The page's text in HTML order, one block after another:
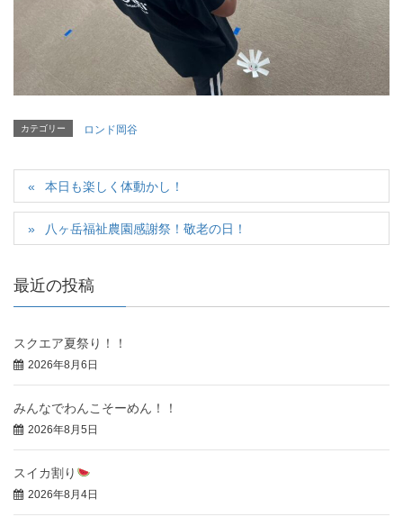
カテゴリー ロンド岡谷
本日も楽しく体動かし！
八ヶ岳福祉農園感謝祭！敬老の日！
最近の投稿
スクエア夏祭り！！
2026年8月6日
みんなでわんこそーめん！！
2026年8月5日
スイカ割り
2026年8月4日